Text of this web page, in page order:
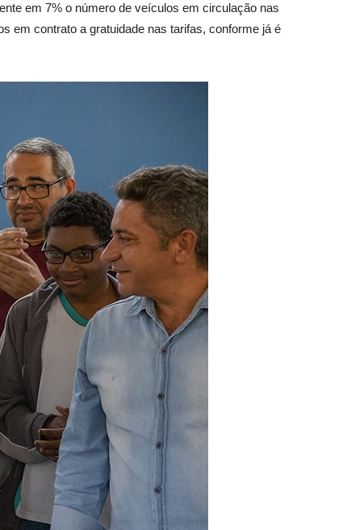
em 7% o número de veículos em circulação nas
em contrato a gratuidade nas tarifas, conforme já é